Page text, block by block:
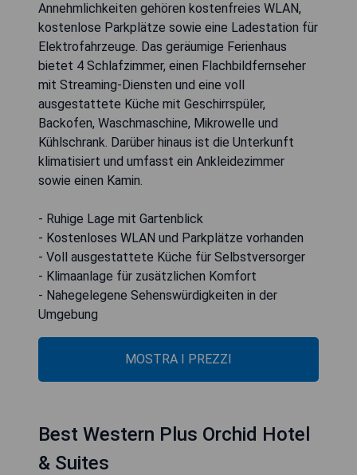
Annehmlichkeiten gehören kostenfreies WLAN,
kostenlose Parkplätze sowie eine Ladestation für
Elektrofahrzeuge. Das geräumige Ferienhaus
bietet 4 Schlafzimmer, einen Flachbildfernseher
mit Streaming-Diensten und eine voll
ausgestattete Küche mit Geschirrspüler,
Backofen, Waschmaschine, Mikrowelle und
Kühlschrank. Darüber hinaus ist die Unterkunft
klimatisiert und umfasst ein Ankleidezimmer
sowie einen Kamin.
- Ruhige Lage mit Gartenblick
- Kostenloses WLAN und Parkplätze vorhanden
- Voll ausgestattete Küche für Selbstversorger
- Klimaanlage für zusätzlichen Komfort
- Nahegelegene Sehenswürdigkeiten in der
Umgebung
MOSTRA I PREZZI
Best Western Plus Orchid Hotel
& Suites